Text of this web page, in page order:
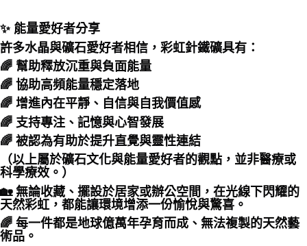
✨ 能量愛好者分享
許多水晶與礦石愛好者相信，彩虹針鐵礦具有：
🌈 幫助釋放沉重與負面能量
🌈 協助高頻能量穩定落地
🌈 增進內在平靜、自信與自我價值感
🌈 支持專注、記憶與心智發展
🌈 被認為有助於提升直覺與靈性連結
（以上屬於礦石文化與能量愛好者的觀點，並非醫療或
科學療效。）
🏡 無論收藏、擺設於居家或辦公空間，在光線下閃耀的
天然彩虹，都能讓環境增添一份愉悅與驚喜。
🌈 每一件都是地球億萬年孕育而成、無法複製的天然藝
術品。